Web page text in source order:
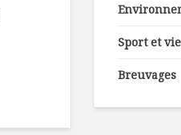
Sport et
Breuvages